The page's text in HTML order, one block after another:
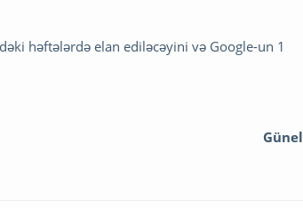
həftələrdə elan ediləcəyini və Google-un 1
Günel